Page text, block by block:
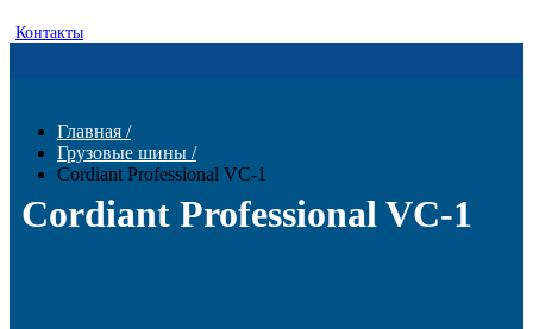
Контакты
Главная /
Грузовые шины /
Cordiant Professional VC-1
Cordiant Professional VC-1